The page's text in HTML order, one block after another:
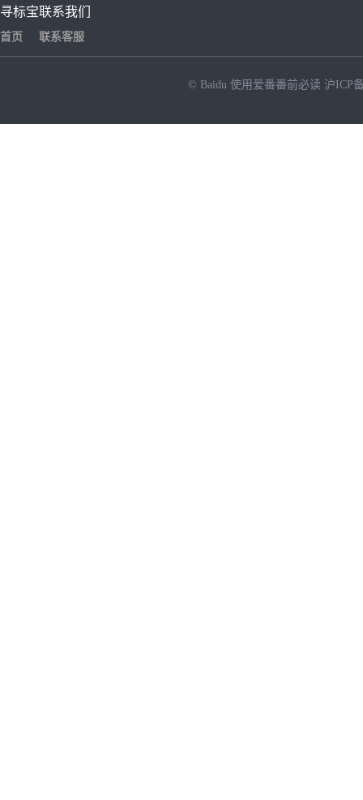
寻标宝
首页
联系我们
联系客服
© Baidu 使用爱番番前必读 沪ICP